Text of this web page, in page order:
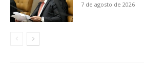
7 de agosto de 2026